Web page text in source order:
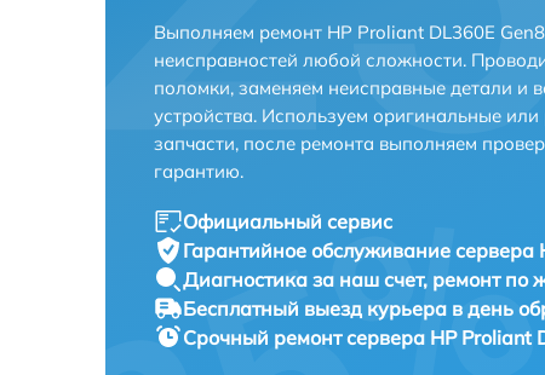
Выполняем ремонт HP Proliant DL360E
неисправностей любой сложности.
поломки, заменяем неисправные детали и
устройства. Используем оригинальные
запчасти, после ремонта выполняем
гарантию.
Официальный сервис
Гарантийное обслуживание сервера
Диагностика за наш счет, ремонт по
Бесплатный выезд курьера в день
Срочный ремонтсервера HP Proliant